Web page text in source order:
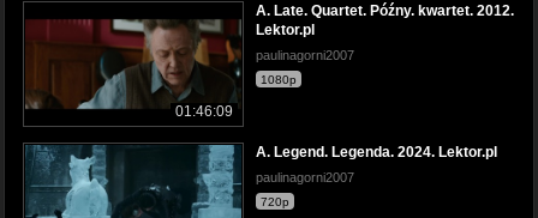
01:46:09
A. Late. Quartet. Późny. kwartet. 2012.
Lektor.pl
paulinagorni2007
1080p
A. Legend. Legenda. 2024. Lektor.pl
paulinagorni2007
720p